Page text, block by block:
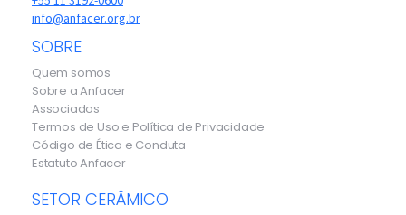
info@anfacer.org.br
SOBRE
Quem somos
Sobre a Anfacer
Associados
Termos de Uso e Política de Privacidade
Código de Ética e Conduta
Estatuto Anfacer
SETOR CERÂMICO